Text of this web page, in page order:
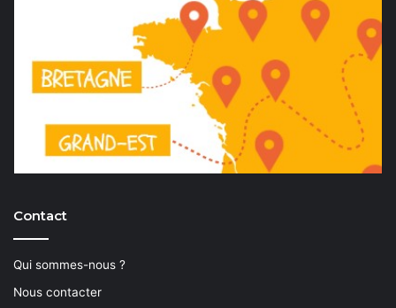
Contact
Qui sommes-nous ?
Nous contacter